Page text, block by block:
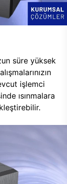
süre yüksek
işlemci
ısınmalara